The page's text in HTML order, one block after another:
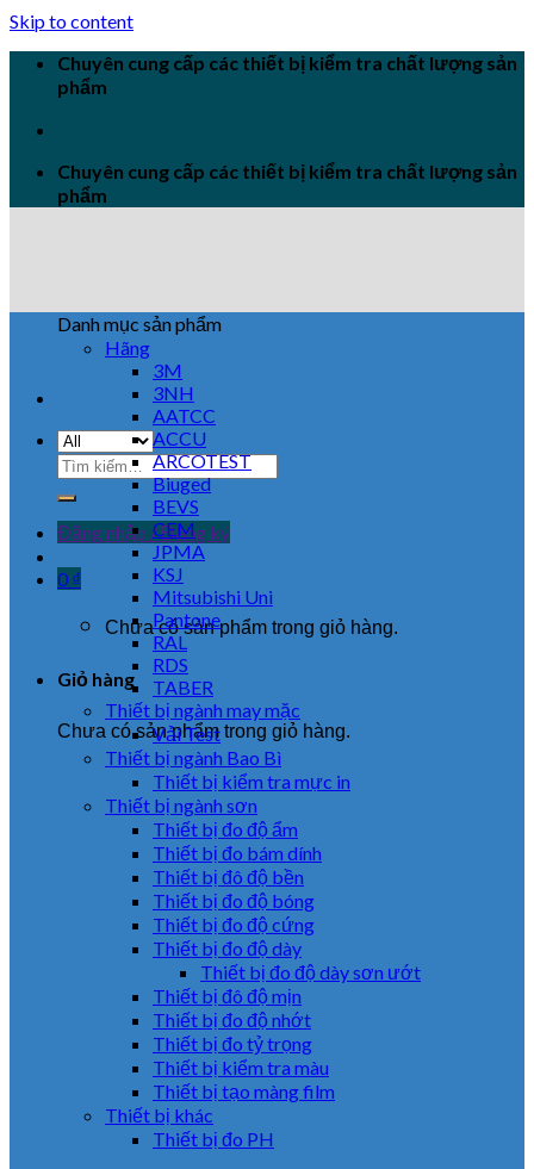
Skip to content
Chuyên cung cấp các thiết bị kiểm tra chất lượng sản
phẩm
Chuyên cung cấp các thiết bị kiểm tra chất lượng sản
phẩm
Đăng nhập / Đăng ký
0 ₫
Chưa có sản phẩm trong giỏ hàng.
Giỏ hàng
Chưa có sản phẩm trong giỏ hàng.
Danh mục sản phẩm
Hãng
3M
3NH
AATCC
ACCU
ARCOTEST
Biuged
BEVS
CEM
JPMA
KSJ
Mitsubishi Uni
Pantone
RAL
RDS
TABER
Thiết bị ngành may mặc
Vải Test
Thiết bị ngành Bao Bì
Thiết bị kiểm tra mực in
Thiết bị ngành sơn
Thiết bị đo độ ẩm
Thiết bị đo bám dính
Thiết bị đô độ bền
Thiết bị đo độ bóng
Thiết bị đo độ cứng
Thiết bị đo độ dày
Thiết bị đo độ dày sơn ướt
Thiết bị đô độ mịn
Thiết bị đo độ nhớt
Thiết bị đo tỷ trọng
Thiết bị kiểm tra màu
Thiết bị tạo màng film
Thiết bị khác
Thiết bị đo PH